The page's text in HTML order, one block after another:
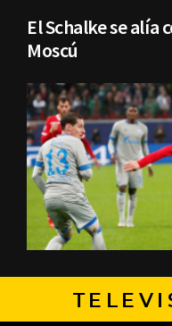
El Schalke se alía
Moscú